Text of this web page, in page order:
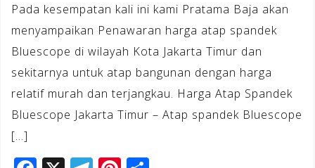
Pada kesempatan kali ini kami Pratama Baja akan
menyampaikan Penawaran harga atap spandek
Bluescope di wilayah Kota Jakarta Timur dan
sekitarnya untuk atap bangunan dengan harga
relatif murah dan terjangkau. Harga Atap Spandek
Bluescope Jakarta Timur – Atap spandek Bluescope
[…]